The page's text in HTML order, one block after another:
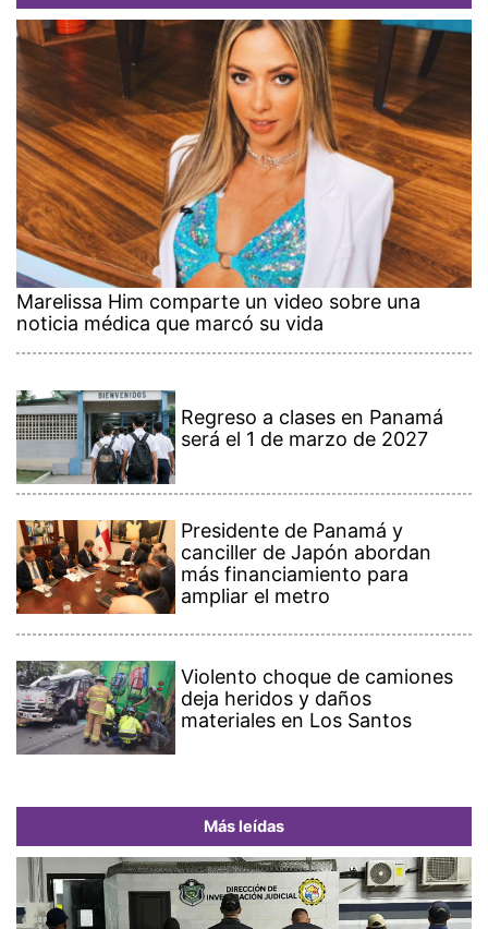
Marelissa Him comparte un video sobre una
noticia médica que marcó su vida
Regreso a clases en Panamá
será el 1 de marzo de 2027
Presidente de Panamá y
canciller de Japón abordan
más financiamiento para
ampliar el metro
Violento choque de camiones
deja heridos y daños
materiales en Los Santos
Más leídas